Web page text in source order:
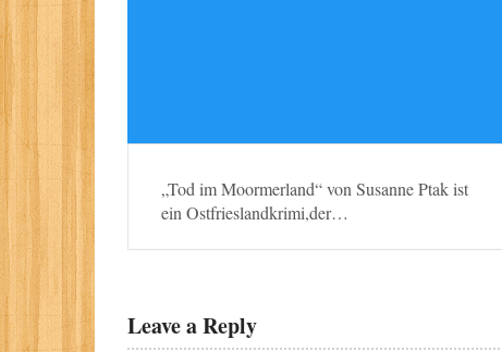
„Tod im Moormerland“ von Susanne Ptak ist
ein Ostfrieslandkrimi,der…
Leave a Reply